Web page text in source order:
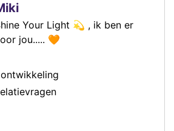
Your Light 💫 , ik ben er
jou..... 🧡